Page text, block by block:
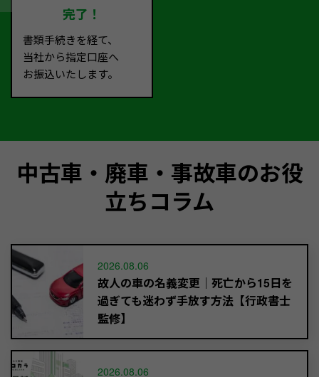
完了！
書類手続きを経て、
当社から指定口座へ
お振込いたします。
中古車・廃車・事故車のお役
立ちコラム
2026.08.06
故人の車の名義変更｜死亡から15日を
過ぎても迷わず手放す方法【行政書士
監修】
2026.08.06